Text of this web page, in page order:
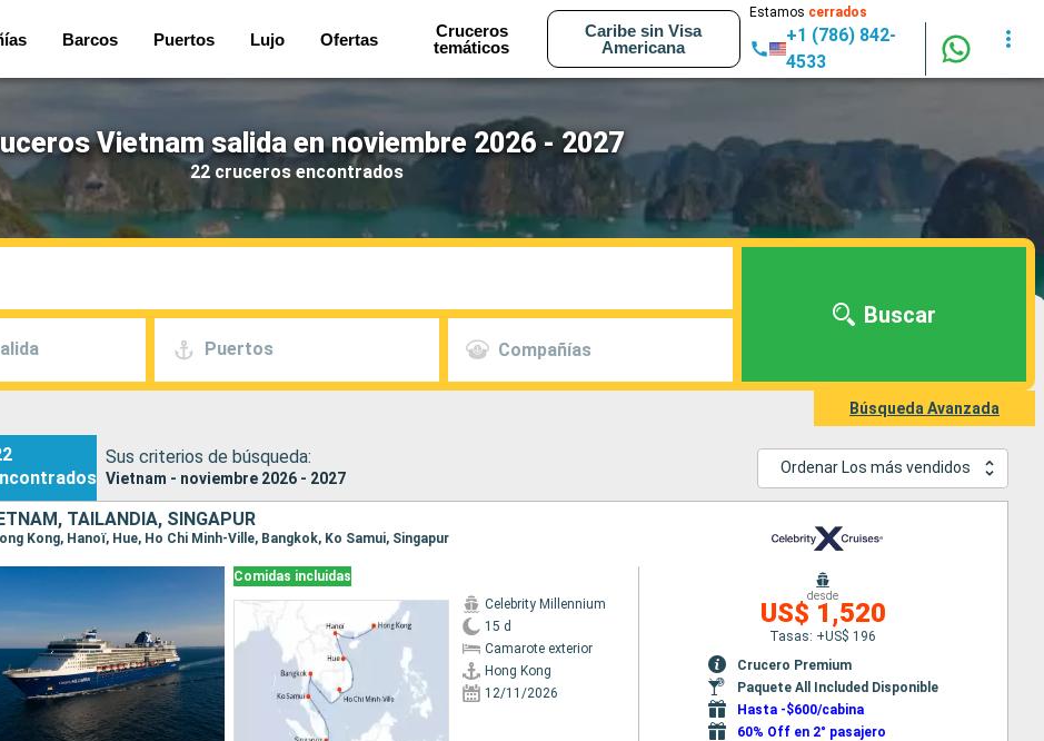
Barcos Puertos Lujo Ofertas
Cruceros
temáticos
Caribe sin Visa
Americana
Estamos cerrados
+1 (786) 842-
4533
Vietnam salida en noviembre 2026 - 2027
22 cruceros encontrados
Puertos Compañías
Buscar
Búsqueda Avanzada
Sus criterios de búsqueda:
Vietnam - noviembre 2026 - 2027
Ordenar Los más vendidos
TAILANDIA, SINGAPUR
Kong, Hanoï, Hue, Ho Chi Minh-Ville, Bangkok, Ko Samui, Singapur
Comidas incluidas
Celebrity Millennium
15 d
Camarote exterior
Hong Kong
12/11/2026
desde
US$ 1,520
Tasas: +US$ 196
Crucero Premium
Paquete All Included Disponible
Hasta -$600/cabina
60% Off en 2° pasajero